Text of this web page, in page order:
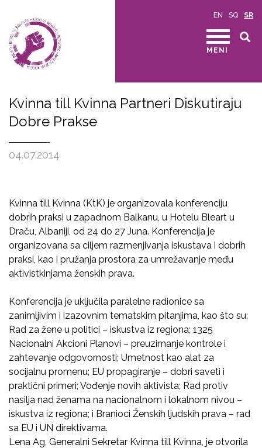
EN SQ SR
MENI
Kvinna till Kvinna Partneri Diskutiraju
Dobre Prakse
04.07.2014
Kvinna till Kvinna (KtK) je organizovala konferenciju
dobrih praksi u zapadnom Balkanu, u Hotelu Bleart u
Draču, Albaniji, od 24 do 27 Juna. Konferencija je
organizovana sa ciljem razmenjivanja iskustava i dobrih
praksi, kao i pružanja prostora za umrežavanje među
aktivistkinjama ženskih prava.
Konferencija je uključila paralelne radionice sa
zanimljivim i izazovnim tematskim pitanjima, kao što su:
Rad za žene u politici – iskustva iz regiona; 1325
Nacionalni Akcioni Planovi – preuzimanje kontrole i
zahtevanje odgovornosti; Umetnost kao alat za
socijalnu promenu; EU propagiranje – dobri saveti i
praktični primeri; Vođenje novih aktivista; Rad protiv
nasilja nad ženama na nacionalnom i lokalnom nivou –
iskustva iz regiona; i Branioci Ženskih ljudskih prava – rad
sa EU i UN direktivama.
Lena Ag, Generalni Sekretar Kvinna till Kvinna, je otvorila